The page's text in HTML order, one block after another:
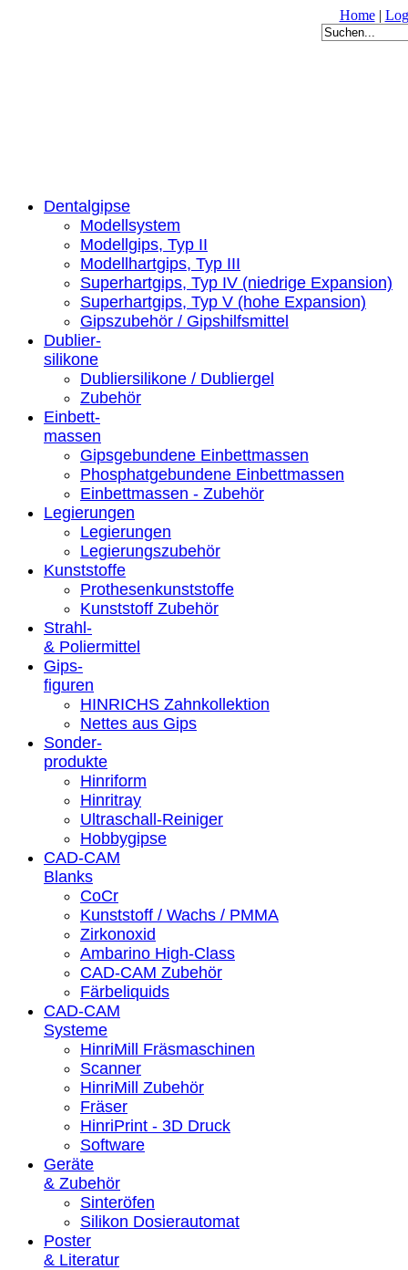
Home|
Dentalgipse
Modellsystem
Modellgips, Typ II
Modellhartgips, Typ III
Superhartgips, Typ IV (niedrige Expansion)
Superhartgips, Typ V (hohe Expansion)
Gipszubehör / Gipshilfsmittel
Dublier-
silikone
Dubliersilikone / Dubliergel
Zubehör
Einbett-
massen
Gipsgebundene Einbettmassen
Phosphatgebundene Einbettmassen
Einbettmassen - Zubehör
Legierungen
Legierungen
Legierungszubehör
Kunststoffe
Prothesenkunststoffe
Kunststoff Zubehör
Strahl-
& Poliermittel
Gips-
figuren
HINRICHS Zahnkollektion
Nettes aus Gips
Sonder-
produkte
Hinriform
Hinritray
Ultraschall-Reiniger
Hobbygipse
CAD-CAM
Blanks
CoCr
Kunststoff / Wachs / PMMA
Zirkonoxid
Ambarino High-Class
CAD-CAM Zubehör
Färbeliquids
CAD-CAM
Systeme
HinriMill Fräsmaschinen
Scanner
HinriMill Zubehör
Fräser
HinriPrint - 3D Druck
Software
Geräte
& Zubehör
Sinteröfen
Silikon Dosierautomat
Poster
& Literatur